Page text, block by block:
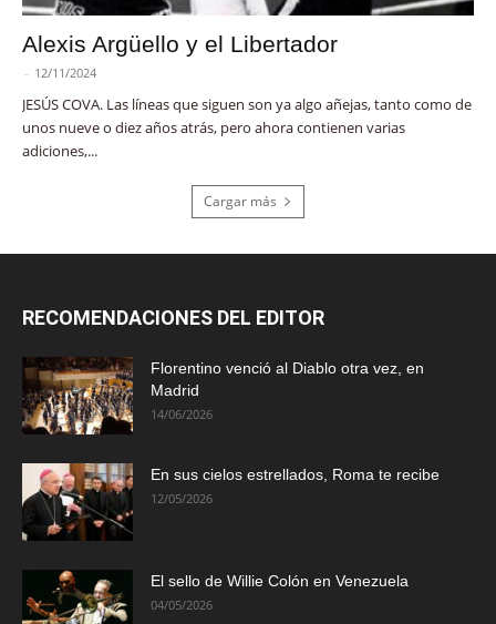
Alexis Argüello y el Libertador
- 12/11/2024
JESÚS COVA. Las líneas que siguen son ya algo añejas, tanto como de
unos nueve o diez años atrás, pero ahora contienen varias
adiciones,...
Cargar más
RECOMENDACIONES DEL EDITOR
Florentino venció al Diablo otra vez, en
Madrid
14/06/2026
En sus cielos estrellados, Roma te recibe
12/05/2026
El sello de Willie Colón en Venezuela
04/05/2026